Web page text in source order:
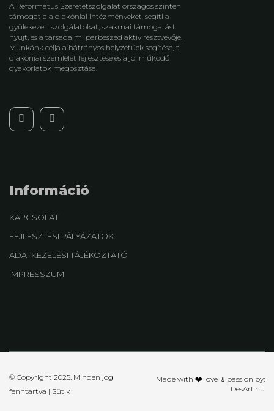
A Református Szeretetszolgálat országos szinten
támogatja a diakóniai intézményeket, segíti a
gyülekezeti szolgálatokat, szakmai támogatást
nyújt, és a társadalmi párbeszéd aktív résztvevője.
Munkánk célja a hátrányos helyzetűek segítése, a
diakóniai szemlélet fejlesztése és a jól működő
gyakorlatok megosztása.
Információ
KAPCSOLAT
FEJLESZTÉSI PÁLYÁZATOK
ADATKEZELÉSI TÁJÉKOZTATÓ
IMPRESSZUM
Made with ❤️ love ﹠passion by:
DesArt.hu
© Copyright 2025. Minden jog
fenntartva | Sütik